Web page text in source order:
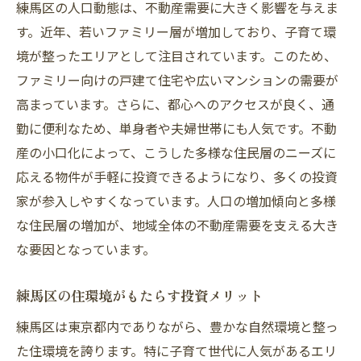
練馬区の人口動態は、不動産需要に大きく影響を与えま
す。近年、若いファミリー層が増加しており、子育て環
境が整ったエリアとして注目されています。このため、
ファミリー向けの戸建て住宅や広いマンションの需要が
高まっています。さらに、都心へのアクセスが良く、通
勤に便利なため、単身者や夫婦世帯にも人気です。不動
産の小口化によって、こうした多様な住民層のニーズに
応える物件が手軽に投資できるようになり、多くの投資
家が参入しやすくなっています。人口の増加傾向と多様
な住民層の増加が、地域全体の不動産需要を支える大き
な要因となっています。
練馬区の住環境がもたらす投資メリット
練馬区は東京都内でありながら、豊かな自然環境と整っ
た住環境を誇ります。特に子育て世代に人気があるエリ